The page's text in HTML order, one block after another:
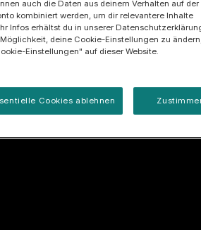
Thank you
auch die Daten aus deinem Verhalten auf der
kombiniert werden, um dir relevantere Inhalte
Infos erhältst du in unserer
deine Cookie-Einstellungen zu
Einstellungen" auf dieser Website.
Cookies ablehnen